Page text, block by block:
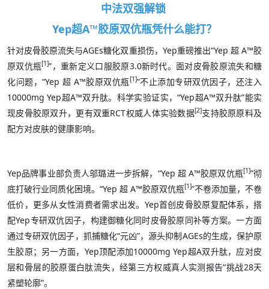
中法双强解锁
Yep超A™胶原双伉瓶凭什么能打？
针对皮骨胶原流失与AGEs糖化双重损伤，Yep重磅推出“Yep 超 A™胶
原双伉瓶[1]”，重新定义口服胶原3.0新时代。面对皮骨胶原流失和糖
化问题，“Yep 超 A™胶原双伉瓶[1]”不止添加专研双伉因子，还注入
10000mg Yep超A™双升肽。科学实验证实，“Yep超A™双升肽”能实
现皮骨胶原双升，更有双重RCT权威人体实验数据[2]支持胶原原料及
配方对皮肤的健康影响。
Yep品牌事业部负责人邬璐进一步拆解，“Yep 超 A™胶原双伉瓶[1]”彻
底打破行业同质化困境。“Yep 超 A™胶原双伉瓶[1]”不卷添加量，不卷
低价，更多从女性消费者需求出发。Yep首创皮骨胶原复配体系，搭
配Yep专研双伉因子，构建御糖化同时皮骨胶原同补等方案。一方面
通过专研双伉因子，抓捕糖化“元凶”，源头抑制AGEs的生成，保护原
生胶原；另一方面，Yep顶配添加10000mg Yep超A双升肽，应对皮
层和骨层的胶原蛋白肽流失，经第三方权威真人实测报告“挑战28天
紧塑轮廓”。